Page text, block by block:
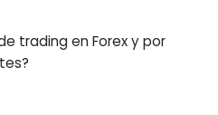
trading en Forex y por